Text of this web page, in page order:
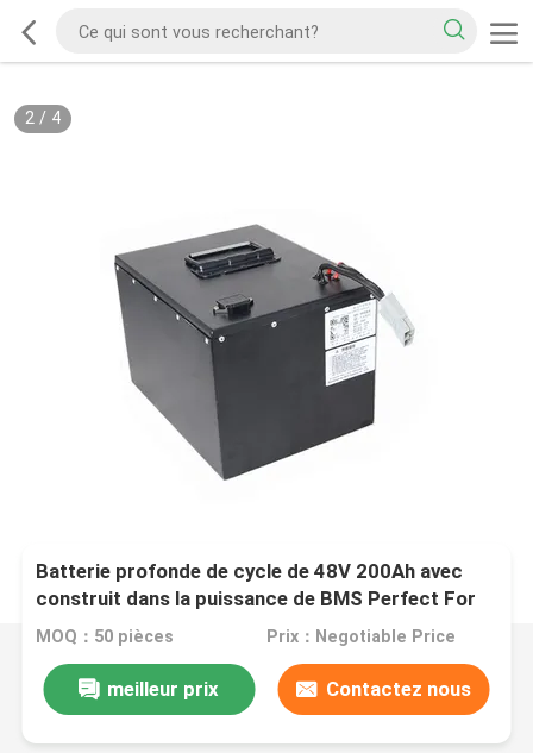
2/ 4
Batterie profonde de cycle de 48V 200Ah avec
construit dans la puissance de BMS Perfect For
Backup et
MOQ：50 pièces Prix：Negotiable Price
meilleur prix Contactez nous